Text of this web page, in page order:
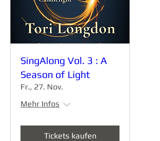
SingAlong Vol. 3 : A
Season of Light
Fr., 27. Nov.
Mehr Infos
Tickets kaufen